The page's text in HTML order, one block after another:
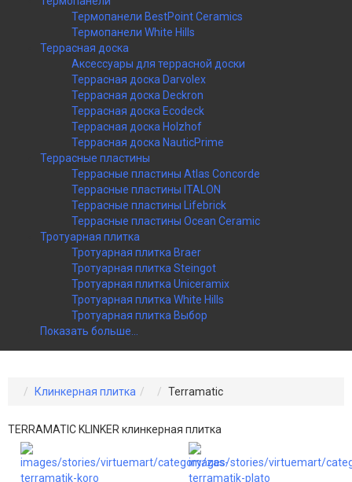
Термопанели BestPoint Ceramics
Термопанели White Hills
Террасная доска
Аксессуары для террасной доски
Террасная доска Darvolex
Террасная доска Deckron
Террасная доска Ecodeck
Террасная доска Holzhof
Террасная доска NauticPrime
Террасные пластины
Террасные пластины Atlas Concorde
Террасные пластины ITALON
Террасные пластины Lifebrick
Террасные пластины Ocean Ceramic
Тротуарная плитка
Тротуарная плитка Braer
Тротуарная плитка Steingot
Тротуарная плитка Uniceramix
Тротуарная плитка White Hills
Тротуарная плитка Выбор
Показать больше...
Клинкерная плитка Terramatic
TERRAMATIC KLINKER клинкерная плитка